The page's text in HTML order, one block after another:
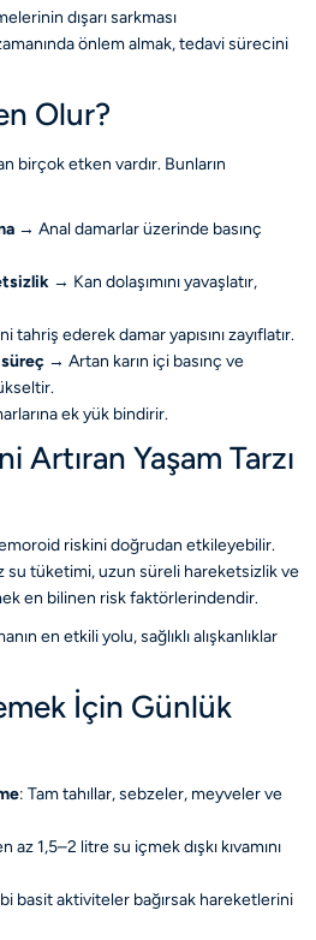
dışarı sarkması
önlem almak, tedavi sürecini
Olur?
birçok etken vardır. Bunların
→ Anal damarlar üzerinde basınç
→ Kan dolaşımını yavaşlatır,
ederek damar yapısını zayıflatır.
→ Artan karın içi basınç ve
ek yük bindirir.
Artıran Yaşam Tarzı
riskini doğrudan etkileyebilir.
su tüketimi, uzun süreli hareketsizlik ve
en bilinen risk faktörlerindendir.
en etkili yolu, sağlıklı alışkanlıklar
İçin Günlük
: Tam tahıllar, sebzeler, meyveler ve
az 1,5–2 litre su içmek dışkı kıvamını
basit aktiviteler bağırsak hareketlerini